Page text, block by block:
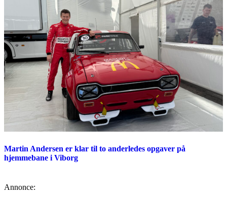
Martin Andersen er klar til to anderledes opgaver på
hjemmebane i Viborg
Annonce: